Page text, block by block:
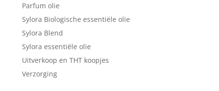
Parfum olie
Sylora Biologische essentiële olie
Sylora Blend
Sylora essentiële olie
Uitverkoop en THT koopjes
Verzorging